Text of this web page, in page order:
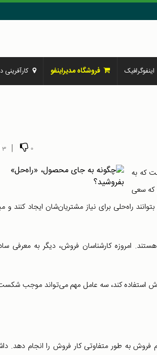
اینفوگرافیک فروشگاه مدیراینفو کارآفرینی
0
|
3
که به
که سعی
راه‌حلی برای نیاز مشتریان‌شان ایجاد کنند و
امروزه کارشناسان فروش، دیگر به معرفی
استفاده کند، سه عامل مهم می‌تواند موجب
به طور متفاوتی کار فروش را انجام دهد.